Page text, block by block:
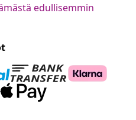
edullisemmin